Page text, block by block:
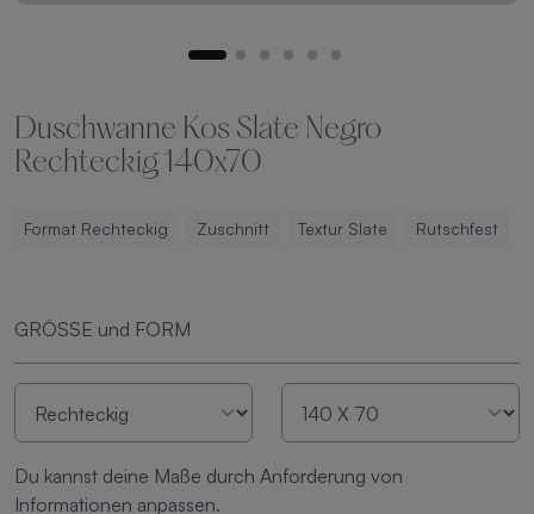
Duschwanne Kos Slate Negro
Rechteckig 140x70
Format Rechteckig Zuschnitt Textur Slate Rutschfest
GRÖSSE und FORM
Du kannst deine Maße durch Anforderung von
Informationen anpassen.